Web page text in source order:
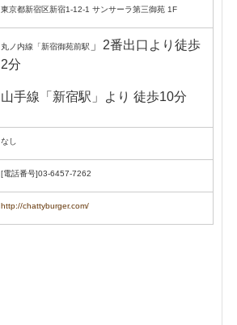
東京都新宿区新宿1-12-1 サンサーラ第三御苑 1F
丸ノ内線「新宿御苑前駅 」2番出口より徒歩
2分
山手線「新宿駅」より 徒歩10分
なし
[電話番号]03-6457-7262
http://chattyburger.com/